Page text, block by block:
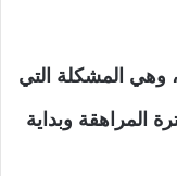
وهي المشكلة التي
المراهقة وبداية